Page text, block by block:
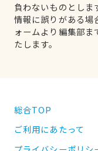
負わないものとしま
情報に誤りがある場
ォームより編集部
たします。
総合TOP
ご利用にあたって